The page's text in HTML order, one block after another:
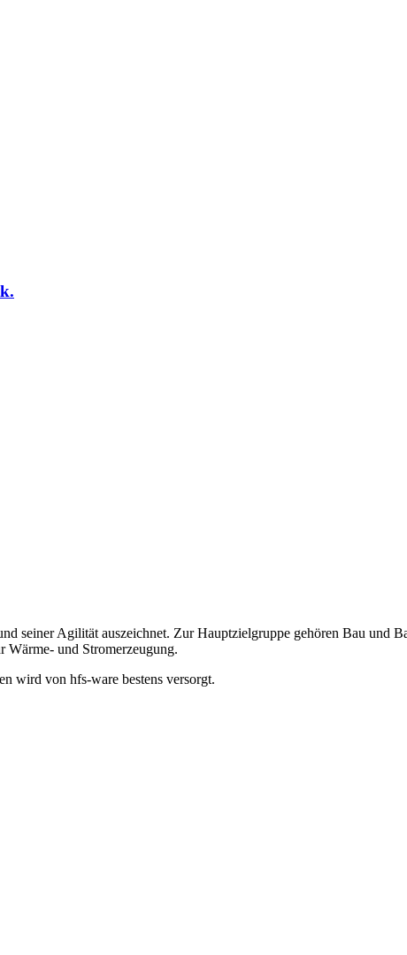
seiner Agilität auszeichnet. Zur Hauptzielgruppe gehören Bau und
Wärme- und Stromerzeugung.
wird von hfs-ware bestens versorgt.